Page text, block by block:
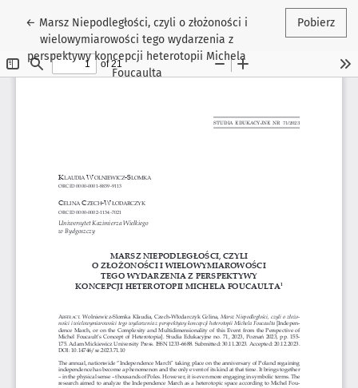
← Wróć do szczegółów artykułu
Marsz Niepodległości, czyli o złożoności i
wielowymiarowości tego wydarzenia z
perspektywy koncepcji heterotopii Michela
Foucaulta
Pobierz